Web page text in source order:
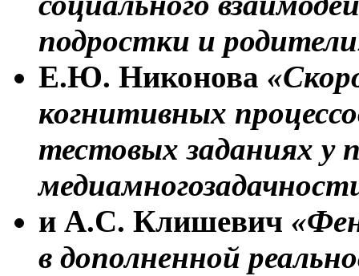
подростки и
Е.Ю. Никонова
когнитивных
тестовых заданиях у
и А.С. Клишевич
в дополненной